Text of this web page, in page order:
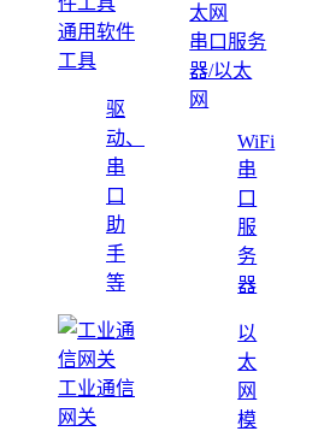
通用软件
工具
驱
动、
串
口
助
手
等
工业通信
网关
串口服务
器/以太
网
WiFi
串
口
服
务
器
以
太
网
模